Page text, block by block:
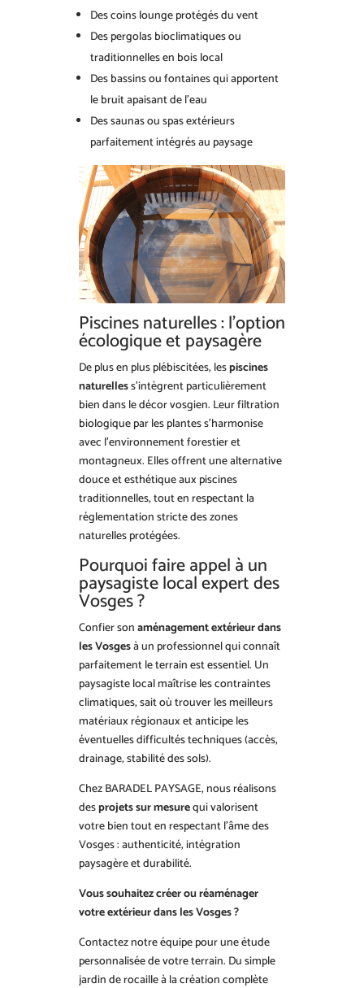
Des coins lounge protégés du vent
Des pergolas bioclimatiques ou
traditionnelles en bois local
Des bassins ou fontaines qui apportent
le bruit apaisant de l’eau
Des saunas ou spas extérieurs
parfaitement intégrés au paysage
Piscines naturelles : l’option
écologique et paysagère
De plus en plus plébiscitées, lespiscines
naturelless’intègrent particulièrement
bien dans le décor vosgien. Leur filtration
biologique par les plantes s’harmonise
avec l’environnement forestier et
montagneux. Elles offrent une alternative
douce et esthétique aux piscines
traditionnelles, tout en respectant la
réglementation stricte des zones
naturelles protégées.
Pourquoi faire appel à un
paysagiste local expert des
Vosges ?
Confier sonaménagement extérieur dans
les Vosgesà un professionnel qui connaît
parfaitement le terrain est essentiel. Un
paysagiste local maîtrise les contraintes
climatiques, sait où trouver les meilleurs
matériaux régionaux et anticipe les
éventuelles difficultés techniques (accès,
drainage, stabilité des sols).
Chez BARADEL PAYSAGE, nous réalisons
desprojets sur mesurequi valorisent
votre bien tout en respectant l’âme des
Vosges : authenticité, intégration
paysagère et durabilité.
Vous souhaitez créer ou réaménager
votre extérieur dans les Vosges ?
Contactez notre équipe pour une étude
personnalisée de votre terrain. Du simple
jardin de rocaille à la création complète